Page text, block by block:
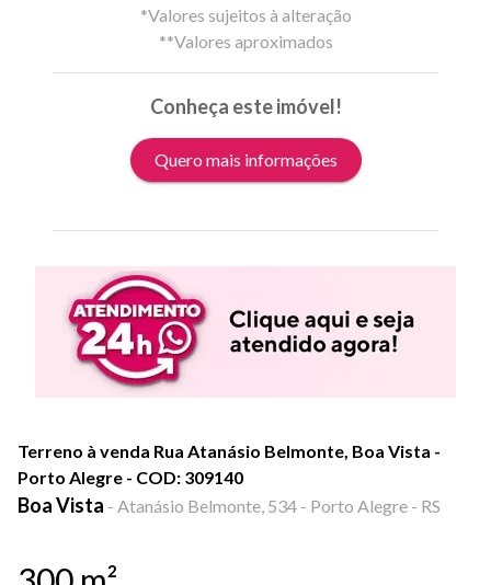
*Valores sujeitos à alteração
**Valores aproximados
Conheça este imóvel!
Quero mais informações
Terreno à venda Rua Atanásio Belmonte, Boa Vista -
Porto Alegre - COD: 309140
Boa Vista - Atanásio Belmonte, 534 - Porto Alegre - RS